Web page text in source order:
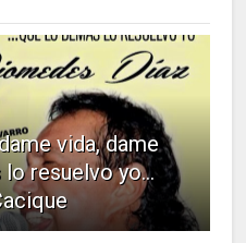
vida, dame
lo resuelvo yo…